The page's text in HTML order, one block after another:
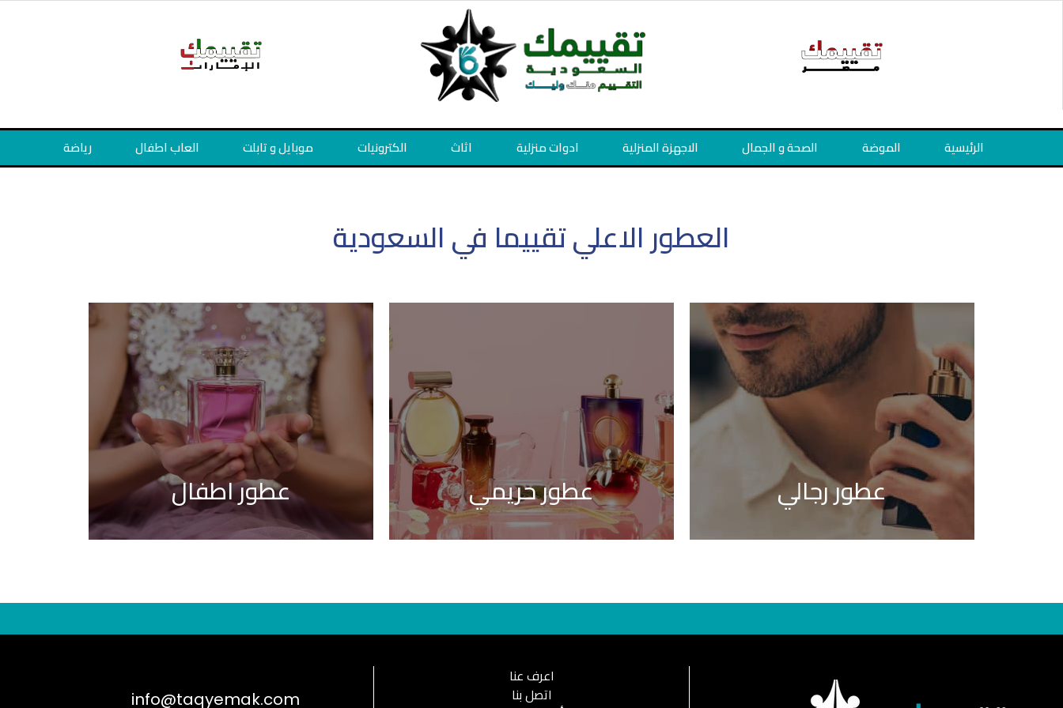
تخطي
الرئيسية الموضة الصحة و الجمال الاجهزة المنزلية ادوات منزلية اثاث الكترونيات موبايل و تابلت العاب اطفال رياضة
العطور الاعلي تقييما في السعودية
عطور رجالي عطور حريمي عطور اطفال
اعرف عنا
اتصل بنا
info@taqyemak.com